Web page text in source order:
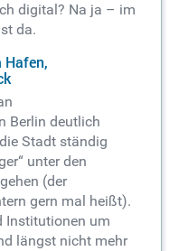
digital? Na ja – im
da.
Berlin deutlich
Stadt ständig
unter den
(der
gern mal heißt).
Institutionen um
längst nicht mehr